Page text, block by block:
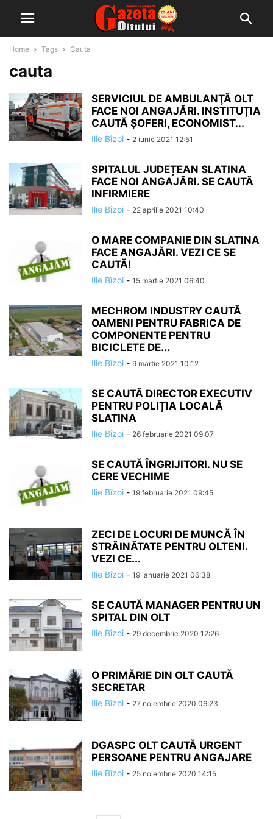
Home Tags Cauta
cauta
SERVICIUL DE AMBULANŢĂ OLT
FACE NOI ANGAJĂRI. INSTITUȚIA
CAUTĂ ȘOFERI, ECONOMIST...
Ilie Bîzoi - 2 iunie 2021 12:51
SPITALUL JUDEȚEAN SLATINA
FACE NOI ANGAJĂRI. SE CAUTĂ
INFIRMIERE
Ilie Bîzoi - 22 aprilie 2021 10:40
O MARE COMPANIE DIN SLATINA
FACE ANGAJĂRI. VEZI CE SE
CAUTĂ!
Ilie Bîzoi - 15 martie 2021 06:40
MECHROM INDUSTRY CAUTĂ
OAMENI PENTRU FABRICA DE
COMPONENTE PENTRU
BICICLETE DE...
Ilie Bîzoi - 9 martie 2021 10:12
SE CAUTĂ DIRECTOR EXECUTIV
PENTRU POLIȚIA LOCALĂ
SLATINA
Ilie Bîzoi - 26 februarie 2021 09:07
SE CAUTĂ ÎNGRIJITORI. NU SE
CERE VECHIME
Ilie Bîzoi - 19 februarie 2021 09:45
ZECI DE LOCURI DE MUNCĂ ÎN
STRĂINĂTATE PENTRU OLTENI.
VEZI CE...
Ilie Bîzoi - 19 ianuarie 2021 06:38
SE CAUTĂ MANAGER PENTRU UN
SPITAL DIN OLT
Ilie Bîzoi - 29 decembrie 2020 12:26
O PRIMĂRIE DIN OLT CAUTĂ
SECRETAR
Ilie Bîzoi - 27 noiembrie 2020 06:23
DGASPC OLT CAUTĂ URGENT
PERSOANE PENTRU ANGAJARE
Ilie Bîzoi - 25 noiembrie 2020 14:15